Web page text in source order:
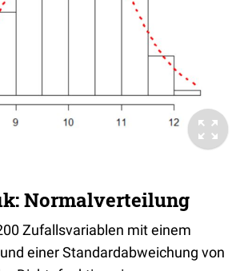
Normalverteilung
Zufallsvariablen mit einem
einer Standardabweichung von